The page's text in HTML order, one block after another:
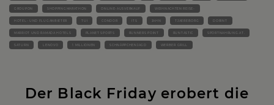
GROUPON SHOPPINGMARATHON ONLINE-AUSVERKAUF WEIHNACHTEN REISE-
HOTEL- UND FLUGANBIETER TUI CONDOR ITS JAHN TJAEREBORG DORINT
MARRIOT UND RAMADA HOTELS PLANET SPORTS RUNNERS POINT RUNTASTIC SPORTNAHRUNG.AT.
SATURN LENOVO 1 MILLIONEN SCHNÄPPCHENJAGD WERBER GRILL
Der Black Friday erobert die